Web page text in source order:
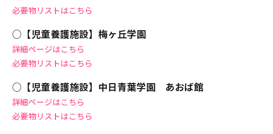
必要物リストはこちら
○【児童養護施設】梅ヶ丘学園
詳細ページはこちら
必要物リストはこちら
○【児童養護施設】中日青葉学園 あおば館
詳細ページはこちら
必要物リストはこちら